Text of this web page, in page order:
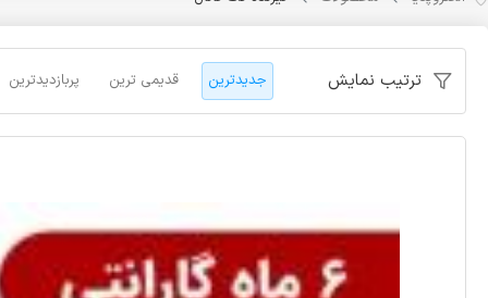
ترتیب نمایش جدیدترین قدیمی ترین پربازدیدترین